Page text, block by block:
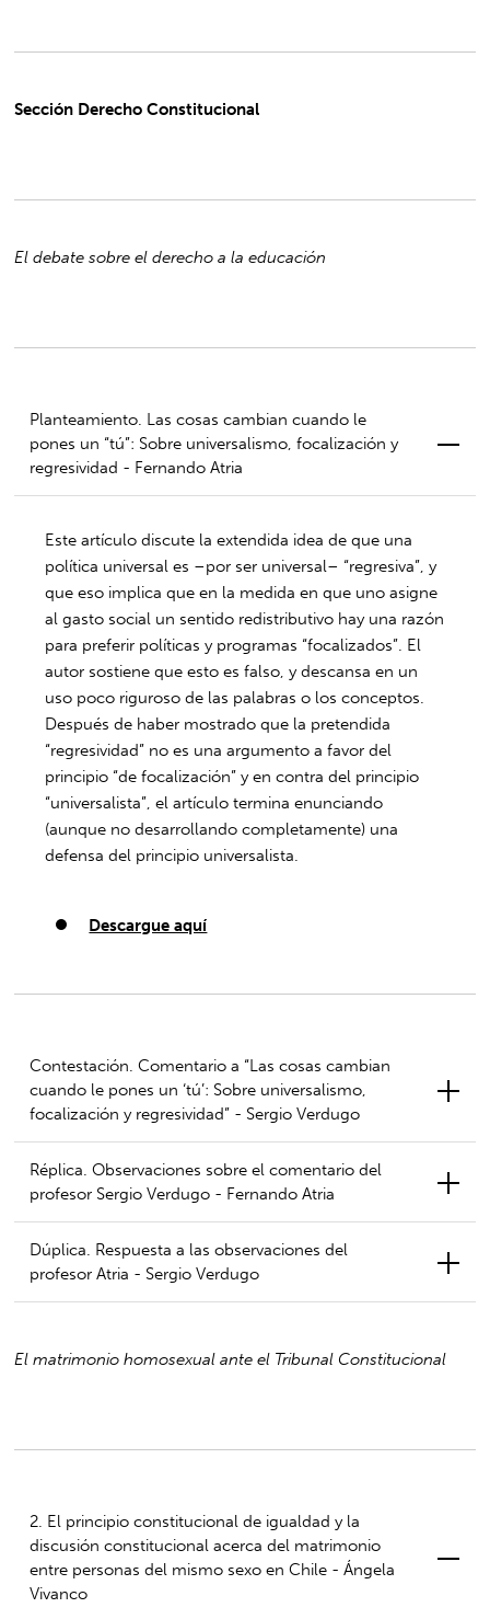
Sección Derecho Constitucional
El debate sobre el derecho a la educación
Planteamiento. Las cosas cambian cuando le
pones un “tú”: Sobre universalismo, focalización y
regresividad - Fernando Atria
Este artículo discute la extendida idea de que una
política universal es –por ser universal– “regresiva”, y
que eso implica que en la medida en que uno asigne
al gasto social un sentido redistributivo hay una razón
para preferir políticas y programas “focalizados”. El
autor sostiene que esto es falso, y descansa en un
uso poco riguroso de las palabras o los conceptos.
Después de haber mostrado que la pretendida
“regresividad” no es una argumento a favor del
principio “de focalización” y en contra del principio
“universalista”, el artículo termina enunciando
(aunque no desarrollando completamente) una
defensa del principio universalista.
Descargue aquí
Contestación. Comentario a “Las cosas cambian
cuando le pones un ‘tú’: Sobre universalismo,
focalización y regresividad” - Sergio Verdugo
Réplica. Observaciones sobre el comentario del
profesor Sergio Verdugo - Fernando Atria
Dúplica. Respuesta a las observaciones del
profesor Atria - Sergio Verdugo
El matrimonio homosexual ante el Tribunal Constitucional
2. El principio constitucional de igualdad y la
discusión constitucional acerca del matrimonio
entre personas del mismo sexo en Chile - Ángela
Vivanco